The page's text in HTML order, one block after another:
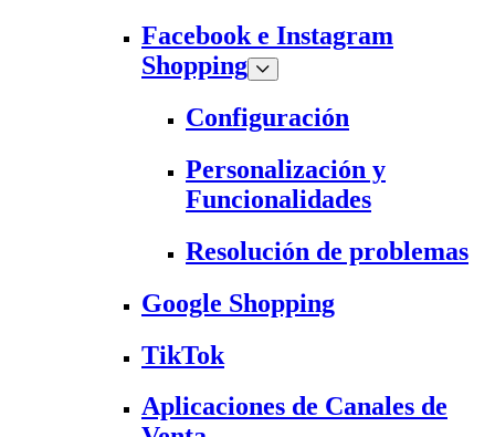
Facebook e Instagram
Shopping
Configuración
Personalización y
Funcionalidades
Resolución de problemas
Google Shopping
TikTok
Aplicaciones de Canales de